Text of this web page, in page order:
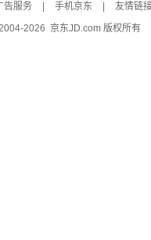
告服务 手机京东 友情链
2026 京东JD.com 版权所有